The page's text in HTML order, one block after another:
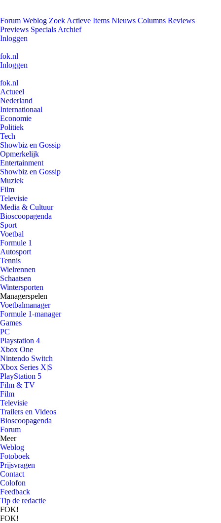
Forum Weblog Zoek Actieve Items Nieuws Columns Reviews
Previews Specials Archief
Inloggen
fok.nl
Inloggen
fok.nl
Actueel
Nederland
Internationaal
Economie
Politiek
Tech
Showbiz en Gossip
Opmerkelijk
Entertainment
Showbiz en Gossip
Muziek
Film
Televisie
Media & Cultuur
Bioscoopagenda
Sport
Voetbal
Formule 1
Autosport
Tennis
Wielrennen
Schaatsen
Wintersporten
Managerspelen
Voetbalmanager
Formule 1-manager
Games
PC
Playstation 4
Xbox One
Nintendo Switch
Xbox Series X|S
PlayStation 5
Film & TV
Film
Televisie
Trailers en Videos
Bioscoopagenda
Forum
Meer
Weblog
Fotoboek
Prijsvragen
Contact
Colofon
Feedback
Tip de redactie
FOK!
FOK!